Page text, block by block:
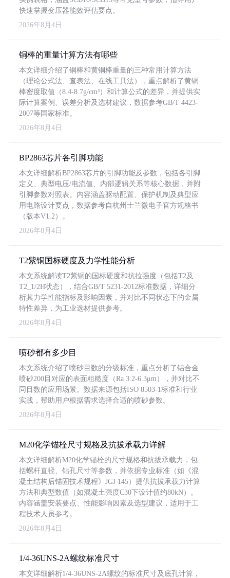
快速掌握变压器能效评估要点。
2026年8月4日
铜棒的重量计算方法有哪些
本文详细介绍了铜棒和黄铜棒重量的三种常用计算方法
（理论公式法、查表法、在线工具法），重点解析了黄铜
棒密度取值（8.4-8.7g/cm³）和计算公式的差异，并提供实
际计算案例、误差分析及选材建议，数据参考GB/T 4423-
2007等国家标准。
2026年8月4日
BP2863芯片各引脚功能
本文详细解析BP2863芯片的引脚功能及参数，包括各引脚
定义、典型电压/电流值、内部逻辑关系等核心数据，并附
引脚参数对照表。内容涵盖驱动配置、保护机制及典型应
用电路设计要点，数据参考自杭州士兰微电子官方规格书
（版本V1.2）。
2026年8月4日
T2紫铜国标硬度及力学性能分析
本文系统解读T2紫铜的国标硬度和抗拉强度（包括T2及
T2_1/2H状态），结合GB/T 5231-2012标准数据，详细分
析其力学性能指标及影响因素，并对比不同状态下的金属
特性差异，为工业选材提供参考。
2026年8月4日
喷砂都有多少目
本文系统介绍了喷砂目数的分级标准，重点分析了铝合金
喷砂200目对应的表面粗糙度（Ra 3.2-6.3μm），并对比不
同目数的应用场景。数据来源包括ISO 8503-1标准和行业
实践，帮助用户根据需求选择合适的喷砂参数。
2026年8月4日
M20化学锚栓尺寸规格及抗拔承载力详解
本文详细解析M20化学锚栓的尺寸规格和抗拔承载力，包
括螺杆直径、钻孔尺寸等参数，并依据专业标准（如《混
凝土结构后锚固技术规程》JGJ 145）提供抗拔承载力计算
方法和典型数值（如混凝土强度C30下设计值约80kN）。
内容涵盖安装要点、性能影响因素及选型建议，适用于工
程技术人员参考。
2026年8月4日
1/4-36UNS-2A螺纹标准尺寸
本文详细解析1/4-36UNS-2A螺纹的标准尺寸及底孔计算，